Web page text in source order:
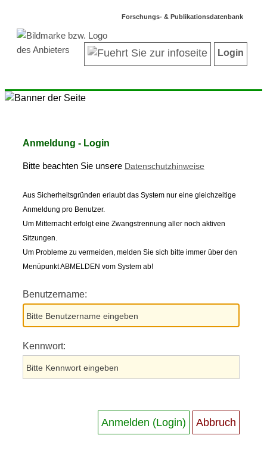
Forschungs- & Publikationsdatenbank
Login
Anmeldung - Login
Bitte beachten Sie unsere Datenschutzhinweise
Aus Sicherheitsgründen erlaubt das System nur eine gleichzeitige
Anmeldung pro Benutzer.
Um Mitternacht erfolgt eine Zwangstrennung aller noch aktiven
Sitzungen.
Um Probleme zu vermeiden, melden Sie sich bitte immer über den
Menüpunkt ABMELDEN vom System ab!
Benutzername:
Kennwort: